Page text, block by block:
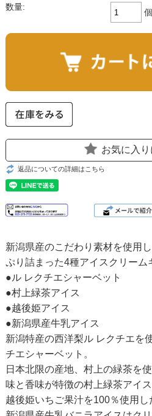
数量:
個
お気に入
返品についての詳細はこちら
新潟県産のこだわり素材を使用
ぷり詰まった4種アイスクリーム
●ル レクチエシャーベット
●村上緑茶アイス
●越後姫アイス
●新潟県産牛乳アイス
新潟特産の西洋梨ル レクチエを
チエシャーベット。
日本北限の産地、村上の緑茶を
味と香味が特徴の村上緑茶アイス
越後姫いちご果汁を100％使用し